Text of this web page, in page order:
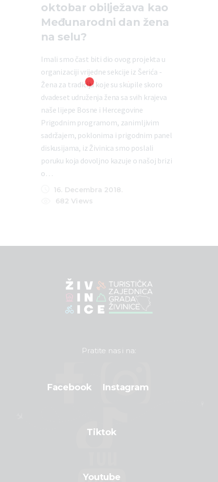
oktobar obilježava kao
Međunarodni dan žena
na selu?
Imali smo čast biti dio ovog projekta u
organizaciji vrijedne sekcije iz Šerića -
Žena za tradiciju koje su skupile skoro
dvadeset udruženja žena sa svih krajeva
naše lijepe Bosne i Hercegovine
Prigodnim programom, zanimljivim
sadržajem, poklonima i prigodnim panel
diskusijama, iz Živinica smo poslali
poruku koja dovoljno kazuje o našoj brizi
o…
16. Decembra 2018.
682 Views
Pratite nas i na:
Facebook Instagram
Tiktok
Youtube